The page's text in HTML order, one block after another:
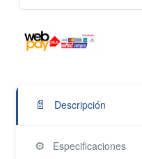
📄 Descripción
⚙️ Especificaciones